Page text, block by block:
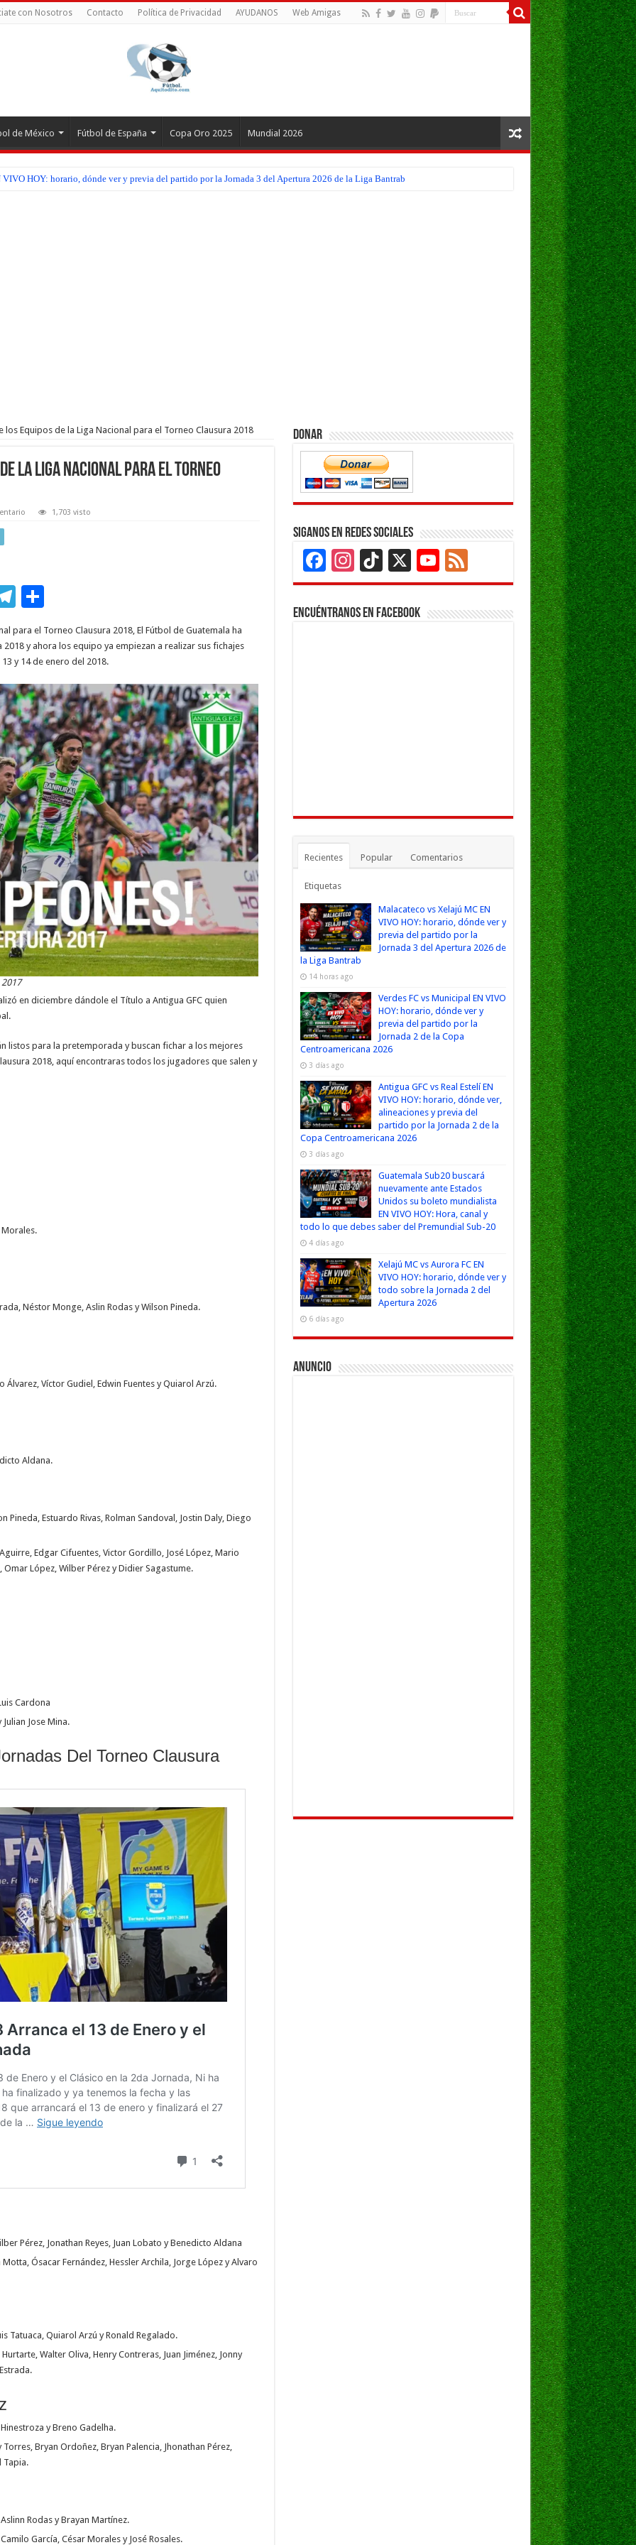
con Nosotros Contacto Política de Privacidad AYUDANOS Web Amigas
de México Fútbol de España Copa Oro 2025 Mundial 2026
HOY: horario, dónde ver y previa del partido por la Jornada 3 del Apertura 2026 de la Liga Bantrab
HOY: horario, dónde ver y previa del partido por la Jornada 2 de la Copa Centroamericana 2026
los Equipos de la Liga Nacional para el Torneo Clausura 2018
la Liga Nacional para el Torneo
1,703 visto
T
e
gr
a
m
C
m
p
ar
ti
r
para el Torneo Clausura 2018, El Fútbol de Guatemala ha
y ahora los equipo ya empiezan a realizar sus fichajes
y 14 de enero del 2018.
en diciembre dándole el Título a Antigua GFC quien
listos para la pretemporada y buscan fichar a los mejores
2018, aquí encontraras todos los jugadores que salen y
Morales.
Néstor Monge, Aslin Rodas y Wilson Pineda.
Álvarez, Víctor Gudiel, Edwin Fuentes y Quiarol Arzú.
Aldana.
Pineda, Estuardo Rivas, Rolman Sandoval, Jostin Daly, Diego
Edgar Cifuentes, Victor Gordillo, José López, Mario
López, Wilber Pérez y Didier Sagastume.
Cardona
Jose Mina.
Del Torneo Clausura
Pérez, Jonathan Reyes, Juan Lobato y Benedicto Aldana
Ósacar Fernández, Hessler Archila, Jorge López y Alvaro
Tatuaca, Quiarol Arzú y Ronald Regalado.
Walter Oliva, Henry Contreras, Juan Jiménez, Jonny
y Breno Gadelha.
Torres, Bryan Ordoñez, Bryan Palencia, Jhonathan Pérez,
Tapia.
Rodas y Brayan Martínez.
García, César Morales y José Rosales.
Donar
Siganos en Redes Sociales
Facebook
Instagram
TikTok
X YouTube
Channel
Feed
Encuéntranos en Facebook
Recientes Popular Comentarios
Etiquetas
Malacateco vs Xelajú MC EN
VIVO HOY: horario, dónde ver y
previa del partido por la
Jornada 3 del Apertura 2026 de
la Liga Bantrab
14 horas ago
Verdes FC vs Municipal EN VIVO
HOY: horario, dónde ver y
previa del partido por la
Jornada 2 de la Copa
Centroamericana 2026
3 días ago
Antigua GFC vs Real Estelí EN
VIVO HOY: horario, dónde ver,
alineaciones y previa del
partido por la Jornada 2 de la
Copa Centroamericana 2026
3 días ago
Guatemala Sub20 buscará
nuevamente ante Estados
Unidos su boleto mundialista
EN VIVO HOY: Hora, canal y
todo lo que debes saber del Premundial Sub-20
4 días ago
Xelajú MC vs Aurora FC EN
VIVO HOY: horario, dónde ver y
todo sobre la Jornada 2 del
Apertura 2026
6 días ago
Anuncio